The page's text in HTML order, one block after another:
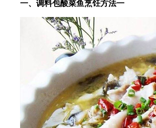
一、调料包酸菜鱼烹饪方法一